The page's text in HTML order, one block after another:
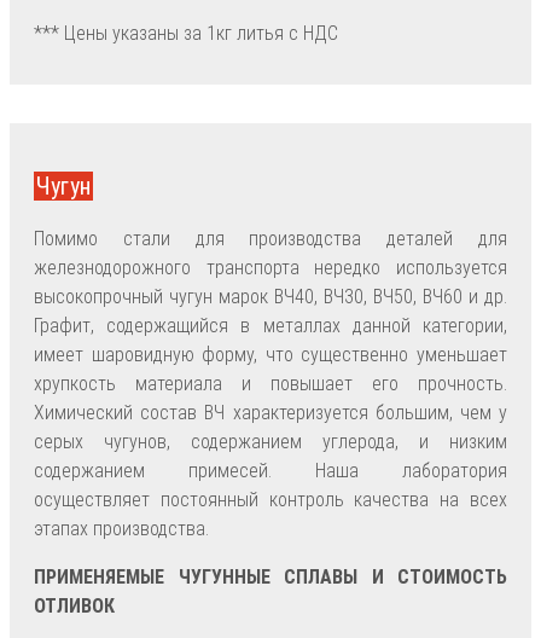
*** Цены указаны за 1кг литья с НДС
Чугун
Помимо стали для производства деталей для
железнодорожного транспорта нередко используется
высокопрочный чугун марок ВЧ40, ВЧ30, ВЧ50, ВЧ60 и др.
Графит, содержащийся в металлах данной категории,
имеет шаровидную форму, что существенно уменьшает
хрупкость материала и повышает его прочность.
Химический состав ВЧ характеризуется большим, чем у
серых чугунов, содержанием углерода, и низким
содержанием примесей. Наша лаборатория
осуществляет постоянный контроль качества на всех
этапах производства.
ПРИМЕНЯЕМЫЕ ЧУГУННЫЕ СПЛАВЫ И СТОИМОСТЬ
ОТЛИВОК